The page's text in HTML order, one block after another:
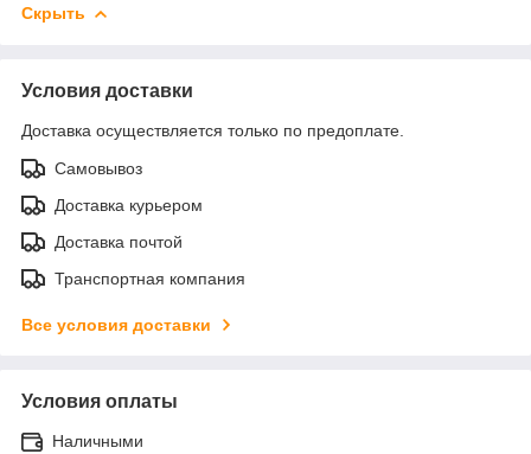
Скрыть
Условия доставки
Доставка осуществляется только по предоплате.
Самовывоз
Доставка курьером
Доставка почтой
Транспортная компания
Все условия доставки
Условия оплаты
Наличными